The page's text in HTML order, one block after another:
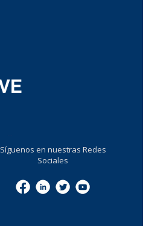
Síguenos en nuestras Redes
Sociales